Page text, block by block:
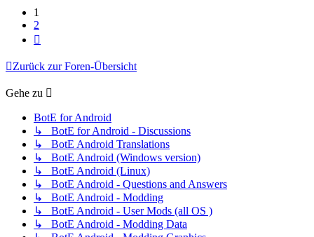
1
2
Zurück zur Foren-Übersicht
Gehe zu
BotE for Android
↳ BotE for Android - Discussions
↳ BotE Android Translations
↳ BotE Android (Windows version)
↳ BotE Android (Linux)
↳ BotE Android - Questions and Answers
↳ BotE Android - Modding
↳ BotE Android - User Mods (all OS )
↳ BotE Android - Modding Data